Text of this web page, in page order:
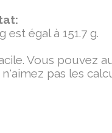
est égal à 151.7 g.
Vous pouvez
pas les